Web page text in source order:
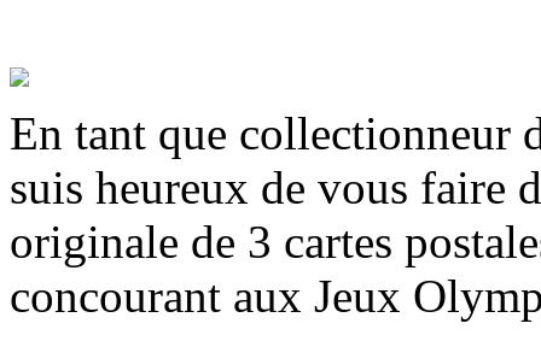
En tant que collectionneur
suis heureux de vous faire
originale de 3 cartes
concourant aux Jeux